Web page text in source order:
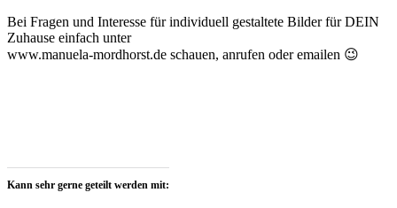
Bei Fragen und Interesse für individuell gestaltete Bilder für DEIN
Zuhause einfach unter
www.manuela-mordhorst.de schauen, anrufen oder emailen 😉
Kann sehr gerne geteilt werden mit: